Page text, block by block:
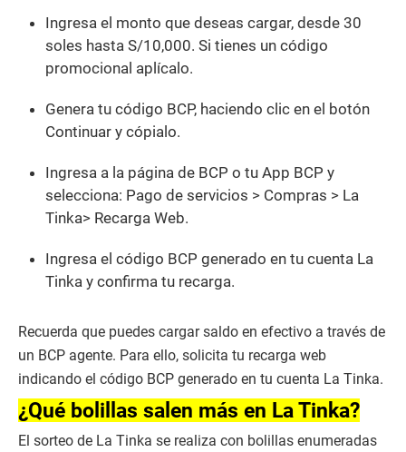
Ingresa el monto que deseas cargar, desde 30
soles hasta S/10,000. Si tienes un código
promocional aplícalo.
Genera tu código BCP, haciendo clic en el botón
Continuar y cópialo.
Ingresa a la página de BCP o tu App BCP y
selecciona: Pago de servicios > Compras > La
Tinka> Recarga Web.
Ingresa el código BCP generado en tu cuenta La
Tinka y confirma tu recarga.
Recuerda que puedes cargar saldo en efectivo a través de
un BCP agente. Para ello, solicita tu recarga web
indicando el código BCP generado en tu cuenta La Tinka.
¿Qué bolillas salen más en La Tinka?
El sorteo de La Tinka se realiza con bolillas enumeradas